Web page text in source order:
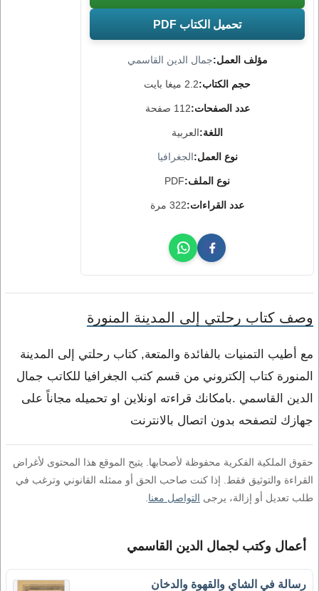
مؤلف العمل:جمال الدين القاسمي
حجم الكتاب:2.2 ميغا بايت
عدد الصفحات:112 صفحة
اللغة:العربية
نوع العمل:الجغرافيا
نوع الملف:PDF
عدد القراءات:322 مرة
تحميل الكتاب PDF
وصف كتاب رحلتي إلى المدينة المنورة
مع أطيب التمنيات بالفائدة والمتعة, كتاب رحلتي إلى المدينة
المنورة كتاب إلكتروني من قسم كتب الجغرافيا للكاتب جمال
الدين القاسمي .بامكانك قراءته اونلاين او تحميله مجاناً على
جهازك لتصفحه بدون اتصال بالانترنت
حقوق الملكية الفكرية محفوظة لأصحابها. يتيح الموقع هذا المحتوى لأغراض
القراءة والتوثيق فقط. إذا كنت صاحب الحق أو ممثله القانوني وترغب في
طلب تعديل أو إزالة، يرجى التواصل معنا
أعمال وكتب لجمال الدين القاسمي
رسالة في الشاي والقهوة والدخان